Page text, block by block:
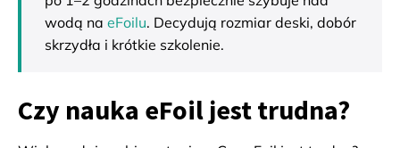
wodą na eFoilu. Decydują rozmiar deski, dobór
skrzydła i krótkie szkolenie.
Czy nauka eFoil jest trudna?